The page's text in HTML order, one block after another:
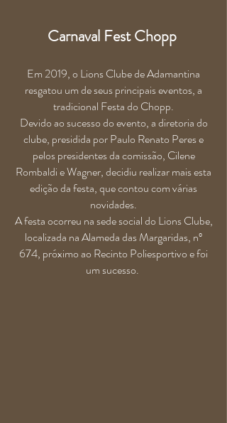
Carnaval Fest Chopp
Em 2019, o Lions Clube de Adamantina
resgatou um de seus principais eventos, a
tradicional Festa do Chopp.
Devido ao sucesso do evento, a diretoria do
clube, presidida por Paulo Renato Peres e
pelos presidentes da comissão, Cilene
Rombaldi e Wagner, decidiu realizar mais esta
edição da festa, que contou com várias
novidades.
A festa ocorreu na sede social do Lions Clube,
localizada na Alameda das Margaridas, nº
674, próximo ao Recinto Poliesportivo e foi
um sucesso.